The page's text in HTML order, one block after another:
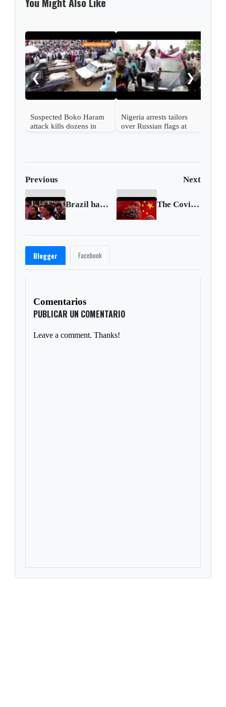
❮
Suspected Boko Haram
attack kills dozens in
Nigeria arrests tailors
over Russian flags at
❯
Previous Next
Brazil has no 'effective response' to COVID, aid group MSF says The Covid-19 disinformation tactics used by China
Blogger Facebook
Comentarios
PUBLICAR UN COMENTARIO
Leave a comment. Thanks!